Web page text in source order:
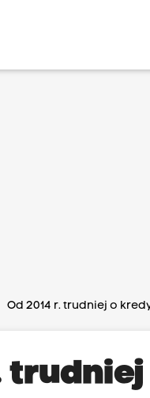
Od 2014 r. trudniej o